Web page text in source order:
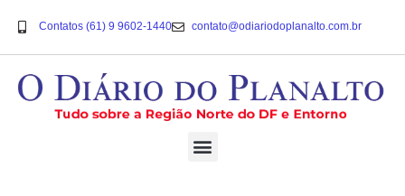
Contatos (61) 9 9602-1440 contato@odiariodoplanalto.com.br